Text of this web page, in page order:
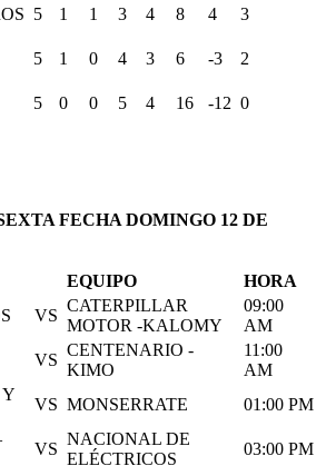
5 1 1 3 4 8 4 3
5 1 0 4 3 6 -3 2
5 0 0 5 4 16 -12 0
FECHA DOMINGO 12 DE
EQUIPO
HORA
VS
CATERPILLAR
MOTOR -KALOMY
09:00
AM
VS
CENTENARIO -
KIMO
11:00
AM
VS MONSERRATE
01:00 PM
VS
NACIONAL DE
ELÉCTRICOS
03:00 PM